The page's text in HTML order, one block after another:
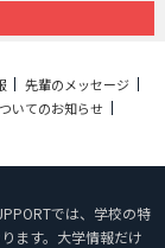
先輩のメッセージ
いてのお知らせ
では、学校の特
ます。大学情報だけ